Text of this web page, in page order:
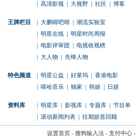
高清影视 大视野 社区 博客
王牌栏目 大鹏嘚吧嘚
潮流实验室
明星在线
明星时尚周报
电影评审团
电视收视榜
大人物 先锋人物
特色频道 明星公益 好莱坞
香港电影
嘻哈音乐 独家 韩娱 日娱
资料库 明星库 影视库 专题库
节目单
滚动新闻列表 往期娱首回顾
设置首页- 搜狗输入法- 支付中心-